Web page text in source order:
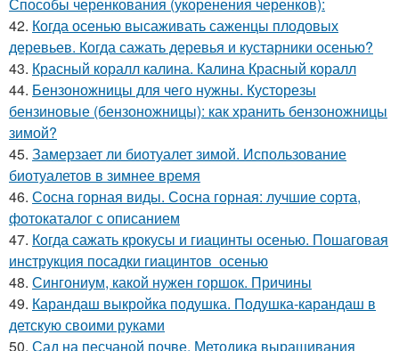
42. Когда осенью высаживать саженцы плодовых
деревьев. Когда сажать деревья и кустарники осенью?
43. Красный коралл калина. Калина Красный коралл
44. Бензоножницы для чего нужны. Кусторезы
бензиновые (бензоножницы): как хранить бензоножницы
зимой?
45. Замерзает ли биотуалет зимой. Использование
биотуалетов в зимнее время
46. Сосна горная виды. Сосна горная: лучшие сорта,
фотокаталог с описанием
47. Когда сажать крокусы и гиацинты осенью. Пошаговая
инструкция посадки гиацинтов осенью
48. Сингониум, какой нужен горшок. Причины
49. Карандаш выкройка подушка. Подушка-карандаш в
детскую своими руками
50. Сад на песчаной почве. Методика выращивания